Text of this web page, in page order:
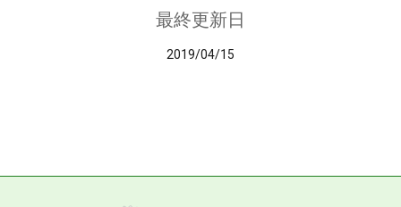
最終更新日
2019/04/15